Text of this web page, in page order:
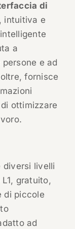
di
intuitiva e
a
e ad
fornisce
ottimizzare
diversi livelli
gratuito,
di piccole
ad